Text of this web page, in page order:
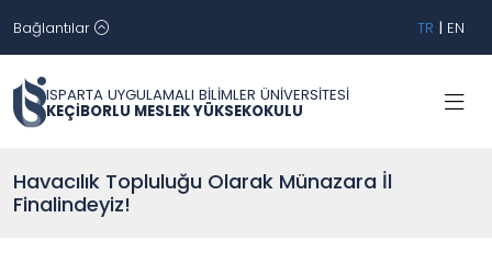
Bağlantılar TR | EN
ISPARTA UYGULAMALI BİLİMLER ÜNİVERSİTESİ
KEÇİBORLU MESLEK YÜKSEKOKULU
Havacılık Topluluğu Olarak Münazara İl
Finalindeyiz!